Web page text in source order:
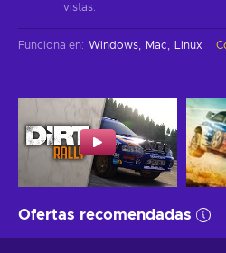
vistas.
Funciona en: Windows Mac Linux
Ofertas recomendadas